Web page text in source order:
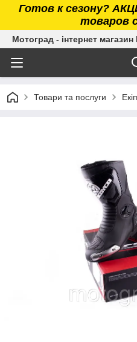
Готов к сезону?
товаров
Мотоград - інтернет магазин
Товари та послуги